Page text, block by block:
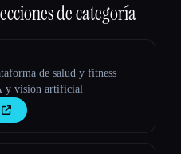
de categoría
de salud y fitness
y visión artificial